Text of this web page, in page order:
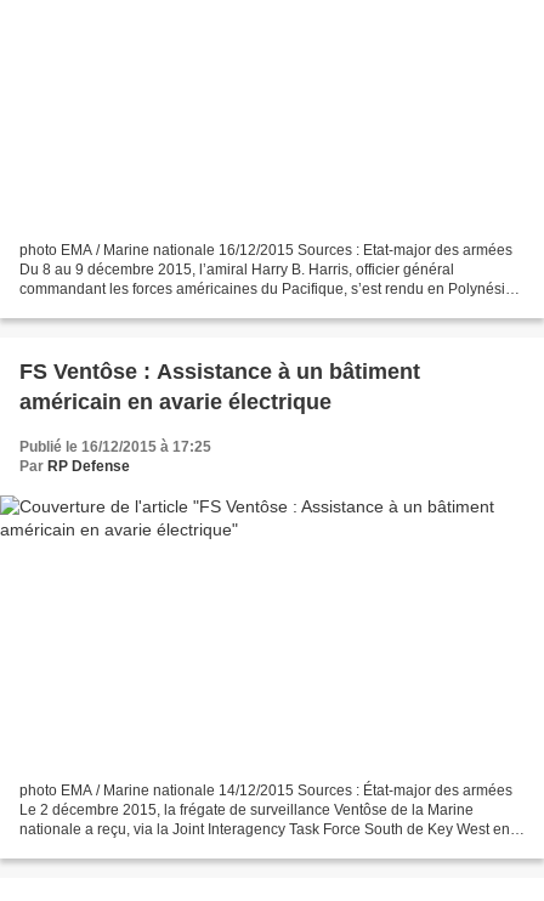
photo EMA / Marine nationale 16/12/2015 Sources : Etat-major des armées
Du 8 au 9 décembre 2015, l’amiral Harry B. Harris, officier général
commandant les forces américaines du Pacifique, s’est rendu en Polynésie
FS Ventôse : Assistance à un bâtiment
américain en avarie électrique
Publié le 16/12/2015 à 17:25
Par RP Defense
photo EMA / Marine nationale 14/12/2015 Sources : État-major des armées
Le 2 décembre 2015, la frégate de surveillance Ventôse de la Marine
nationale a reçu, via la Joint Interagency Task Force South de Key West en